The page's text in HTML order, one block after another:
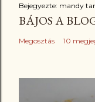
Bejegyezte: mandy
BÁJOS A
Megosztás 10